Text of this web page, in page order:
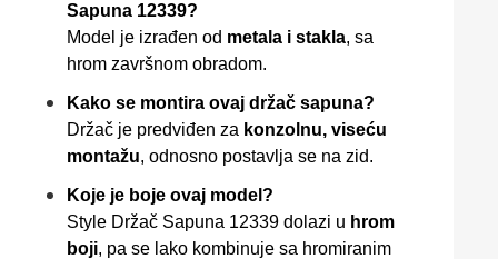
Sapuna 12339?
Model je izrađen od metala i stakla, sa
hrom završnom obradom.
Kako se montira ovaj držač sapuna?
Držač je predviđen za konzolnu, viseću
montažu, odnosno postavlja se na zid.
Koje je boje ovaj model?
Style Držač Sapuna 12339 dolazi u hrom
boji, pa se lako kombinuje sa hromiranim